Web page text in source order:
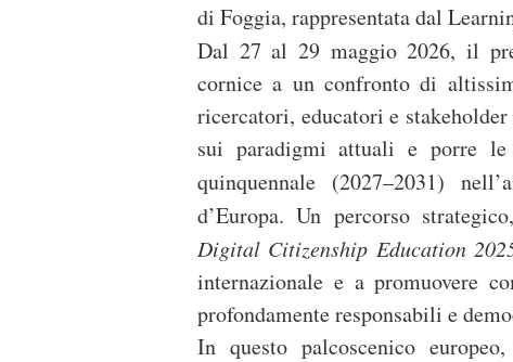
di Foggia, rappresentata dal
Dal 27 al 29 maggio 2026, il
cornice a un confronto di
ricercatori, educatori e
sui paradigmi attuali e porre le
quinquennale (2027–2031)
d’Europa. Un percorso
Digital Citizenship Education
internazionale e a promuovere
profondamente responsabili e
In questo palcoscenico